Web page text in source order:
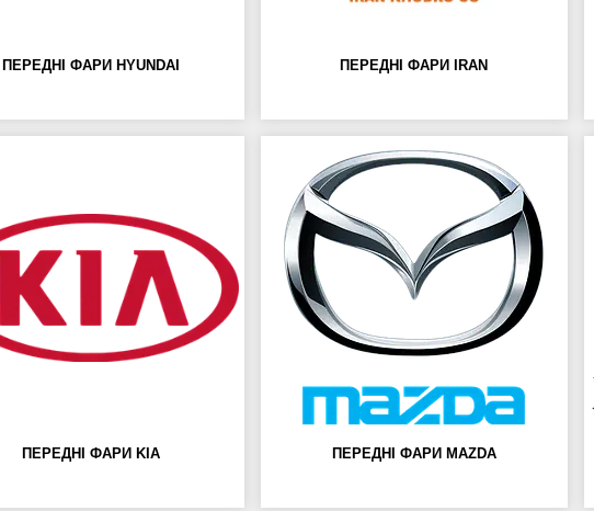
ПЕРЕДНІ ФАРИ HYUNDAI ПЕРЕДНІ ФАРИ IRAN
ПЕРЕДНІ ФАРИ KIA ПЕРЕДНІ ФАРИ MAZDA